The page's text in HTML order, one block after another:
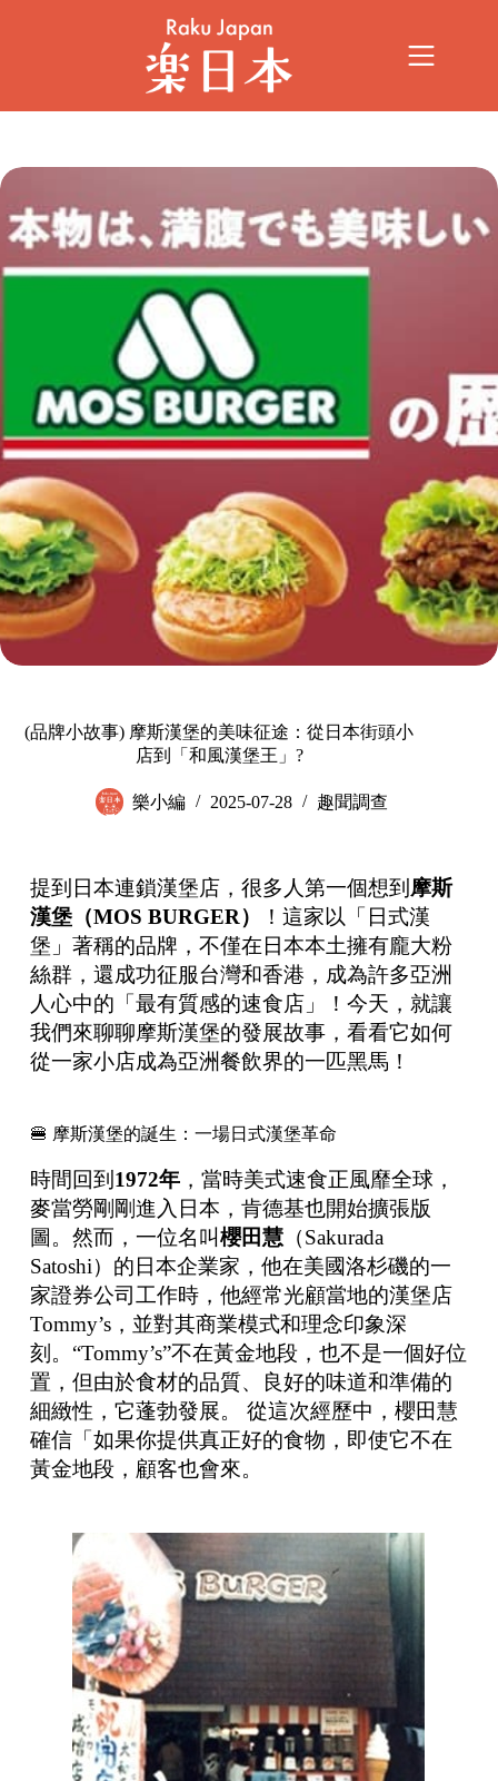
(品牌小故事) 摩斯漢堡的美味征途：從日本街頭小
店到「和風漢堡王」?
樂小編 2025-07-28 趣聞調查
提到日本連鎖漢堡店，很多人第一個想到 摩斯
漢堡（MOS BURGER）
！這家以「日式漢
堡」著稱的品牌，不僅在日本本土擁有龐大粉
絲群，還成功征服台灣和香港，成為許多亞洲
人心中的「最有質感的速食店」！今天，就讓
我們來聊聊摩斯漢堡的發展故事，看看它如何
從一家小店成為亞洲餐飲界的一匹黑馬！
🍔 摩斯漢堡的誕生：一場日式漢堡革命
時間回到 1972年，當時美式速食正風靡全球，
麥當勞剛剛進入日本，肯德基也開始擴張版
圖。然而，一位名叫櫻田慧（Sakurada
Satoshi）的日本企業家，他在美國洛杉磯的一
家證券公司工作時，他經常光顧當地的漢堡店
Tommy’s，並對其商業模式和理念印象深
刻。“Tommy’s”不在黃金地段，也不是一個好位
置，但由於食材的品質、良好的味道和準備的
細緻性，它蓬勃發展。 從這次經歷中，櫻田慧
確信「如果你提供真正好的食物，即使它不在
黃金地段，顧客也會來。